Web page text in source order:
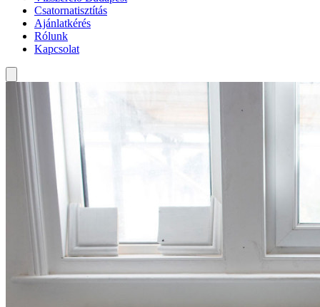
Csatornatisztítás
Ajánlatkérés
Rólunk
Kapcsolat